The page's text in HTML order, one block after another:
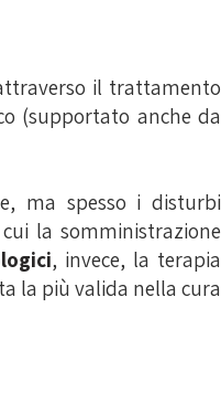
il trattamento
(supportato anche da
ma spesso i disturbi
la somministrazione
, invece, la terapia
la più valida nella cura